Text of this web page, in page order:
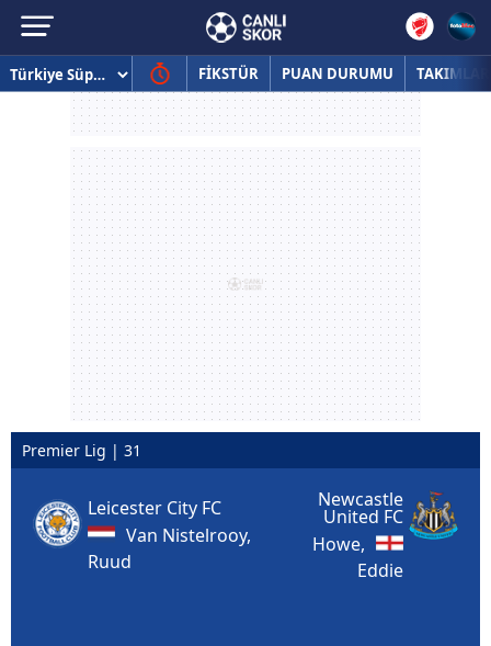
FİKSTÜR PUAN DURUMU TAKIMLAR
Premier Lig | 31
Leicester City FC
Van Nistelrooy,
Ruud
Newcastle
United FC
Howe,
Eddie